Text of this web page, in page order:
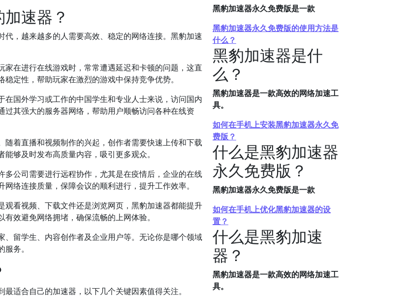
速器？
代，越来越多的人需要高效、稳定的网络连接。黑豹加速
在进行在线游戏时，常常遭遇延迟和卡顿的问题，这直
定性，帮助玩家在激烈的游戏中保持竞争优势。
国外学习或工作的中国学生和专业人士来说，访问国内
其强大的服务器网络，帮助用户顺畅访问各种在线资
着直播和视频制作的兴起，创作者需要快速上传和下载
够及时发布高质量内容，吸引更多观众。
公司需要进行远程协作，尤其是在疫情后，企业的在线
络连接质量，保障会议的顺利进行，提升工作效率。
看视频、下载文件还是浏览网页，黑豹加速器都能提升
效避免网络拥堵，确保流畅的上网体验。
留学生、内容创作者及企业用户等。无论你是哪个领域
务。
最适合自己的加速器，以下几个关键因素值得关注。
黑豹加速器永久免费版是一款
黑豹加速器永久免费版的使用方法是
什么？
黑豹加速器是什
么？
黑豹加速器是一款高效的网络加速工
具。
如何在手机上安装黑豹加速器永久免
费版？
什么是黑豹加速器
永久免费版？
黑豹加速器永久免费版是一款
如何在手机上优化黑豹加速器的设
置？
什么是黑豹加速
器？
黑豹加速器是一款高效的网络加速工
具。